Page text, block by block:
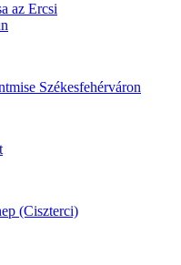
az Ercsi
Székesfehérváron
(Ciszterci)